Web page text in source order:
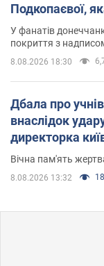
Подкопаєвої,
Олімпіади
У фанатів
покриття з
8.08.2026 18:30
Дбала про
внаслідок
директорка
Вічна пам'ять
8.08.2026 13:32